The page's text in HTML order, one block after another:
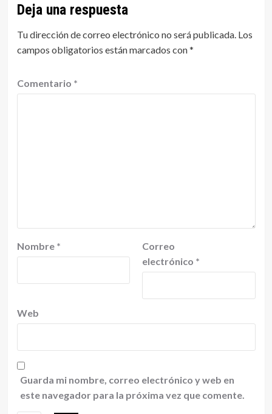
Deja una respuesta
Tu dirección de correo electrónico no será publicada. Los
campos obligatorios están marcados con*
Comentario *
Nombre *
Correo
electrónico *
Web
Guarda mi nombre, correo electrónico y web en
este navegador para la próxima vez que comente.